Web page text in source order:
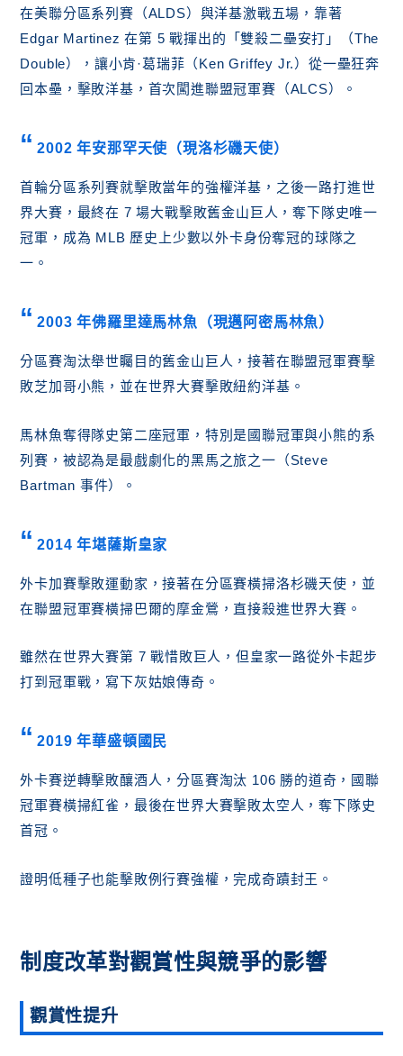
在美聯分區系列賽（ALDS）與洋基激戰五場，靠著
Edgar Martinez 在第 5 戰揮出的「雙殺二壘安打」（The
Double），讓小肯·葛瑞菲（Ken Griffey Jr.）從一壘狂奔
回本壘，擊敗洋基，首次闖進聯盟冠軍賽（ALCS）。
2002 年安那罕天使（現洛杉磯天使）
首輪分區系列賽就擊敗當年的強權洋基，之後一路打進世
界大賽，最終在 7 場大戰擊敗舊金山巨人，奪下隊史唯一
冠軍，成為 MLB 歷史上少數以外卡身份奪冠的球隊之
一。
2003 年佛羅里達馬林魚（現邁阿密馬林魚）
分區賽淘汰舉世矚目的舊金山巨人，接著在聯盟冠軍賽擊
敗芝加哥小熊，並在世界大賽擊敗紐約洋基。
馬林魚奪得隊史第二座冠軍，特別是國聯冠軍與小熊的系
列賽，被認為是最戲劇化的黑馬之旅之一（Steve
Bartman 事件）。
2014 年堪薩斯皇家
外卡加賽擊敗運動家，接著在分區賽橫掃洛杉磯天使，並
在聯盟冠軍賽橫掃巴爾的摩金鶯，直接殺進世界大賽。
雖然在世界大賽第 7 戰惜敗巨人，但皇家一路從外卡起步
打到冠軍戰，寫下灰姑娘傳奇。
2019 年華盛頓國民
外卡賽逆轉擊敗釀酒人，分區賽淘汰 106 勝的道奇，國聯
冠軍賽橫掃紅雀，最後在世界大賽擊敗太空人，奪下隊史
首冠。
證明低種子也能擊敗例行賽強權，完成奇蹟封王。
制度改革對觀賞性與競爭的影響
觀賞性提升